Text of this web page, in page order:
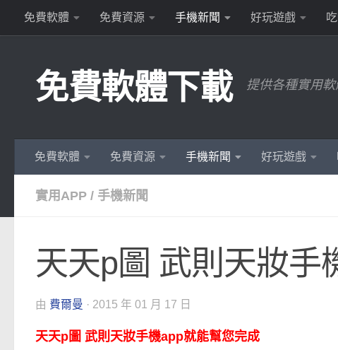
Skip to content
免費軟體 免費資源 手機新聞 好玩遊戲
免費軟體下載 提供各種實用
免費軟體 免費資源 手機新聞 好玩遊戲
實用APP / 手機新聞
天天p圖 武則天妝手
由 費爾曼 · 2015 年 01 月 17 日
天天p圖 武則天妝手機app就能幫您完成